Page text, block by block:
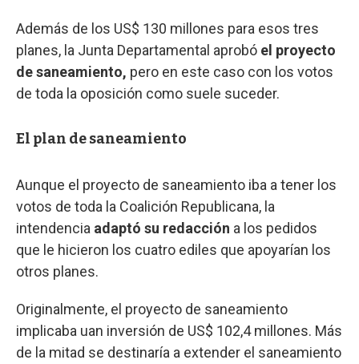
Además de los US$ 130 millones para esos tres
planes, la Junta Departamental aprobó el proyecto
de saneamiento, pero en este caso con los votos
de toda la oposición como suele suceder.
El plan de saneamiento
Aunque el proyecto de saneamiento iba a tener los
votos de toda la Coalición Republicana, la
intendencia adaptó su redacción a los pedidos
que le hicieron los cuatro ediles que apoyarían los
otros planes.
Originalmente, el proyecto de saneamiento
implicaba uan inversión de US$ 102,4 millones. Más
de la mitad se destinaría a extender el saneamiento